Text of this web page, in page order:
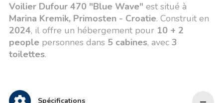
Voilier Dufour 470 "Blue Wave" est situé à
Marina Kremik, Primosten - Croatie. Construit en
2024, il offre un hébergement pour 10 + 2
people personnes dans 5 cabines, avec 3
toilettes.
Spécifications